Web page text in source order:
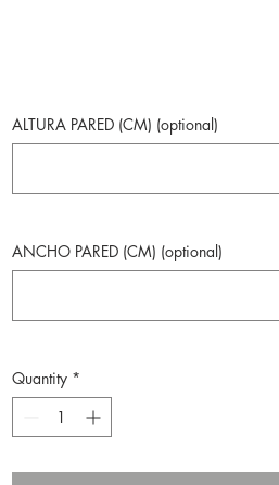
ALTURA PARED (CM) (optional)
ANCHO PARED (CM) (optional)
Quantity *